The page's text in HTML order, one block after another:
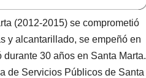
(2012-2015) se comprometió
y alcantarillado, se empeñó en
30 años en Santa Marta.
de Servicios Públicos de Santa